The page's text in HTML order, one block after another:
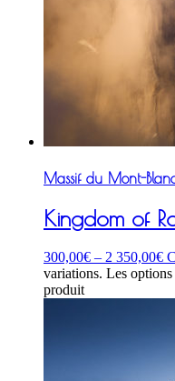
Massif du Mont-
Kingdom of
300,00€ – 2 350,00€
variations. Les
produit